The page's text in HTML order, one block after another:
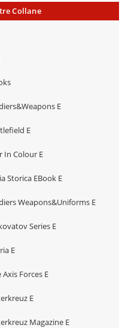
Collane
E
E
In Colour E
Storica EBook E
Weapons&Uniforms E
Series E
E
Axis Forces E
E
Magazine E